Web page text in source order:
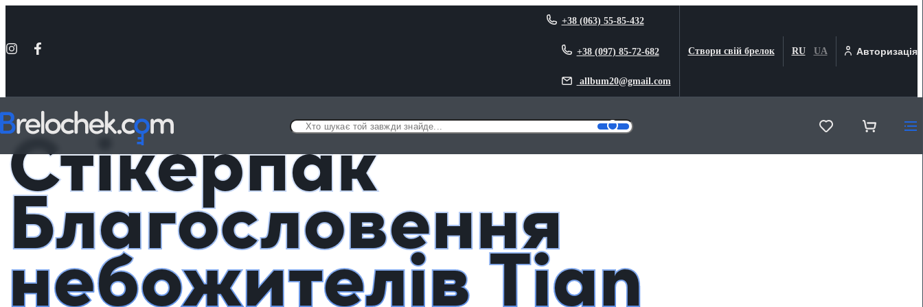
+38 (063) 55-85-432
+38 (097) 85-72-682
allbum20@gmail.com
Створи свій брелок RU UA Авторизація
Стікерпак
Благословення
небожителів Tian